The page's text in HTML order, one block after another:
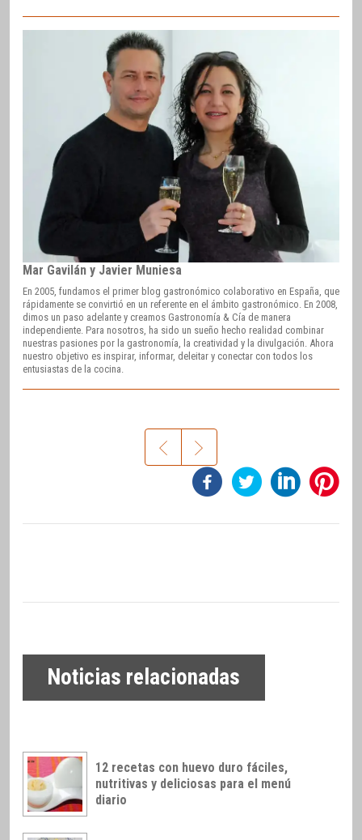
Mar Gavilán y Javier Muniesa
En 2005, fundamos el primer blog gastronómico colaborativo en España, que
rápidamente se convirtió en un referente en el ámbito gastronómico. En 2008,
dimos un paso adelante y creamos Gastronomía & Cía de manera
independiente. Para nosotros, ha sido un sueño hecho realidad combinar
nuestras pasiones por la gastronomía, la creatividad y la divulgación. Ahora
nuestro objetivo es inspirar, informar, deleitar y conectar con todos los
entusiastas de la cocina.
Noticias relacionadas
12 recetas con huevo duro fáciles,
nutritivas y deliciosas para el menú
diario